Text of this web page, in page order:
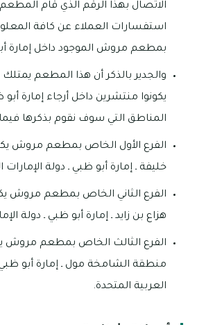
الاتصال بهذا الرقم الذي قام
استفسارات العملاء عن كافة
بمطعم مروش الموجود داخل إمارة
يكونوا منتشرين داخل أرجاء إمارة
المناطق التي سوف نقوم بذكرها
الفرع الأول الخاص بمطعم مروش
خليفة ـ إمارة أبو ظبي ـ دولة الإمارات
الفرع الثاني الخاص بمطعم مروش
هزاع بن زايد ـ إمارة أبو ظبي ـ دولة
الفرع الثالث الخاص بمطعم مروش
منطقة الشامخة مول ـ إمارة أبو ظبي
العربية المتحدة.